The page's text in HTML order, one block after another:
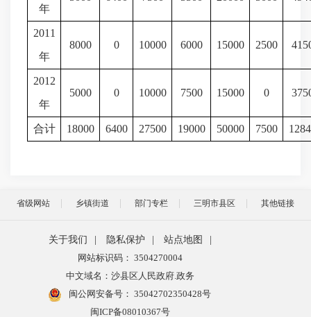
年
2011
年
8000 0 10000 6000 15000 2500
2012
年
5000 0 10000 7500 15000 0
合计 18000 6400 27500 19000 50000 7500
省级网站 乡镇街道 部门专栏 三明市县区 其他链接
关于我们 | 隐私保护 | 站点地图
|
网站标识码： 3504270004
中文域名：沙县区人民政府.政务
闽公网安备号： 35042702350428号
闽ICP备08010367号